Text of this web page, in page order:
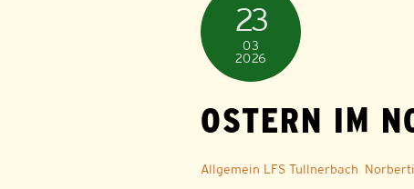
23
03
2026
OSTERN IM
Allgemein LFS Tullnerbach